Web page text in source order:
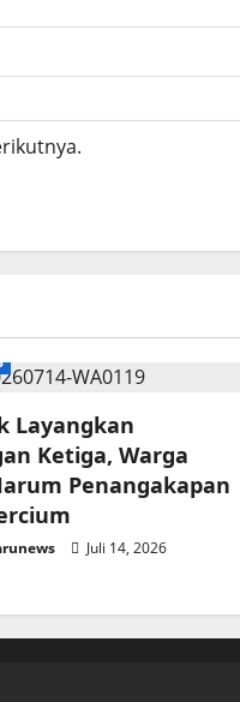
Layangkan
Ketiga, Warga
Penangakapan
Juli 14, 2026